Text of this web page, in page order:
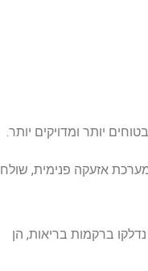
יותר ומדויקים יותר.
אזעקה פנימית, שולח
ברקמות בריאות, הן